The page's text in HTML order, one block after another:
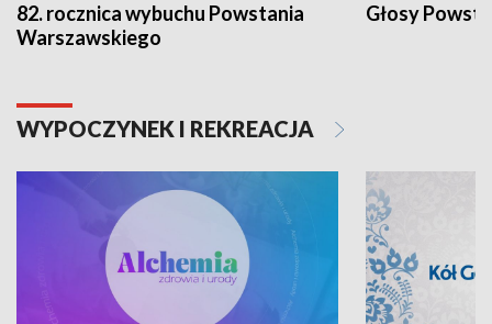
82. rocznica wybuchu Powstania
Warszawskiego
Głosy
WYPOCZYNEK I REKREACJA